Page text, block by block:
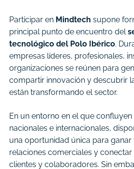
Participar en Mindtech supone
principal punto de encuentro del
tecnológico del Polo Ibérico.
empresas líderes, profesionales,
organizaciones se reúnen para
compartir innovación y descubrir
están transformando el sector.
En un entorno en el que
nacionales e internacionales,
una oportunidad única para
relaciones comerciales y
clientes y colaboradores. Sin